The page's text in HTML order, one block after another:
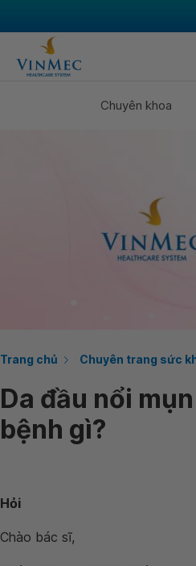
Chuyên khoa
Trang chủ Chuyên trang sức
Da đầu nổi
bệnh gì?
Hỏi
Chào bác sĩ,